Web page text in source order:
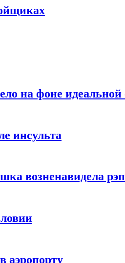
на фоне идеальной
инсульта
возненавидела
аэропорту